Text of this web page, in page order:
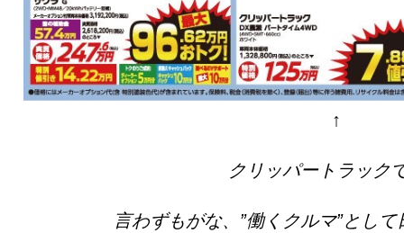
↑
クリッパートラック
言わずもがな、”働くクルマ”とし